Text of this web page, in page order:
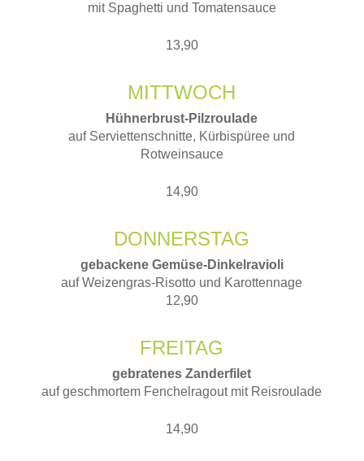
mit Spaghetti und Tomatensauce
13,90
MITTWOCH
Hühnerbrust-Pilzroulade
auf Serviettenschnitte, Kürbispüree und
Rotweinsauce
14,90
DONNERSTAG
gebackene Gemüse-Dinkelravioli
auf Weizengras-Risotto und Karottennage
12,90
FREITAG
gebratenes Zanderfilet
auf geschmortem Fenchelragout mit Reisroulade
14,90